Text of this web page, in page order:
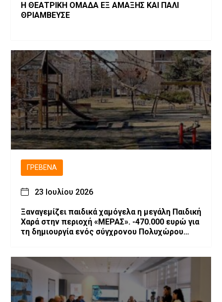
Η ΘΕΑΤΡΙΚΗ ΟΜΑΔΑ ΕΞ ΑΜΑΞΗΣ ΚΑΙ ΠΑΛΙ
ΘΡΙΑΜΒΕΥΣΕ
ΓΡΕΒΕΝΆ
23 Ιουλίου 2026
Ξαναγεμίζει παιδικά χαμόγελα η μεγάλη Παιδική
Χαρά στην περιοχή «ΜΕΡΑΣ». -470.000 ευρώ για
τη δημιουργία ενός σύγχρονου Πολυχώρου